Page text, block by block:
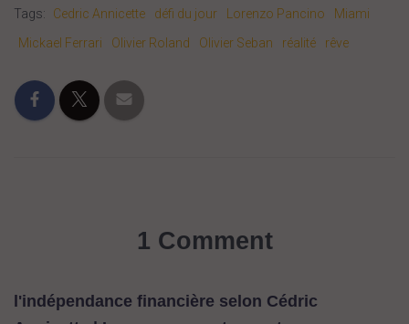
Tags: Cedric Annicette défi du jour Lorenzo Pancino
Miami
Mickael Ferrari
Olivier Roland Olivier Seban réalité rêve
1 Comment
l'indépendance financière selon Cédric